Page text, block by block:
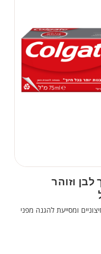
וזוהר
ומסייעת להגנה מפני